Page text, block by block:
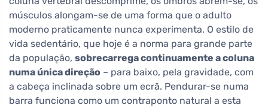
músculos alongam-se de uma forma que o adulto
moderno praticamente nunca experimenta. O estilo de
vida sedentário, que hoje é a norma para grande parte
da população, sobrecarrega continuamente a coluna
numa única direção – para baixo, pela gravidade, com
a cabeça inclinada sobre um ecrã. Pendurar-se numa
barra funciona como um contraponto natural a esta